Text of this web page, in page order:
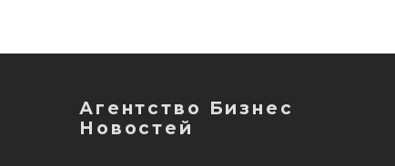
Агентство Бизнес
Новостей